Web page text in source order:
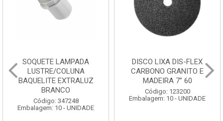
SOQUETE LAMPADA
LUSTRE/COLUNA
BAQUELITE EXTRALUZ
BRANCO
Código: 347248
Embalagem: 10 - UNIDADE
DISCO LIXA DIS-FLEX
CARBONO GRANITO E
MADEIRA 7” 60
Código: 123200
Embalagem: 10 - UNIDADE